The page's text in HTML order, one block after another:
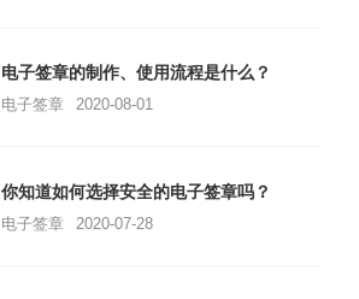
电子签章的制作、使用流程是什么？
电子签章 2020-08-01
你知道如何选择安全的电子签章吗？
电子签章 2020-07-28